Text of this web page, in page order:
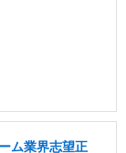
ム業界志望正